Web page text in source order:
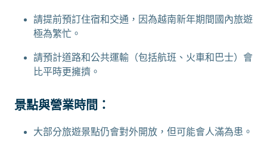
請提前預訂住宿和交通，因為越南新年期間國內旅遊
極為繁忙。
請預計道路和公共運輸（包括航班、火車和巴士）會
比平時更擁擠。
景點與營業時間：
大部分旅遊景點仍會對外開放，但可能會人滿為患。